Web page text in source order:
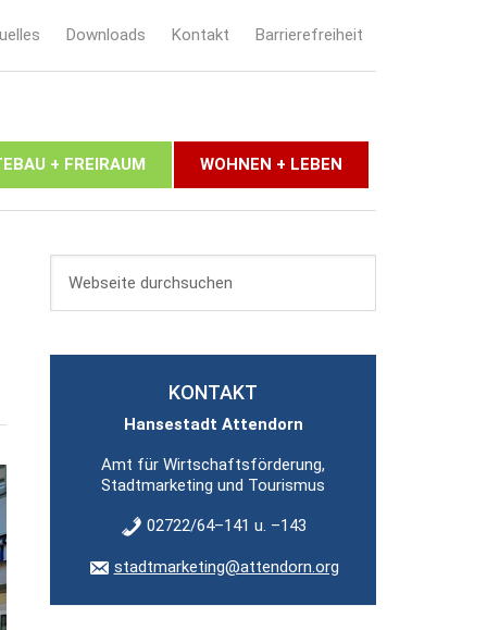
Downloads Kontakt Barrierefreiheit
+ FREIRAUM WOHNEN + LEBEN
KONTAKT
Hansestadt Attendorn
Amt für Wirtschaftsförderung,
Stadtmarketing und Tourismus
02722/64–141 u. –143
stadtmarketing@attendorn.org